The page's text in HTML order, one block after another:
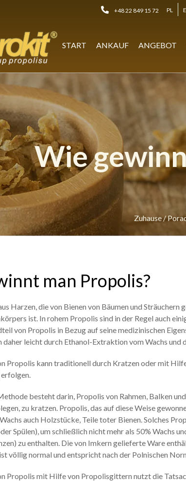
START
ANKAUF ANGEBOT
+48 22 849 15 72 PL
Wie
Zuhause/
man Propolis?
Harzen, die von Bienen von Bäumen und Sträuchern
ist. In rohem Propolis sind in der Regel auch
von Propolis in Bezug auf seine medizinischen
daher leicht durch Ethanol-Extraktion vom Wachs und
Propolis kann traditionell durch Kratzen oder mit
erfolgen.
besteht darin, Propolis von Rahmen, Balken und
zu kratzen. Propolis, das auf diese Weise
auch Holzstücke, Teile toter Bienen. Solches
Spülen), um schließlich nicht mehr als 50% Wachs
zu enthalten. Die von Imkern gelieferte Ware
völlig normal und entspricht nach der Polnischen
Propolis mit Hilfe von Propolisgittern nutzt die